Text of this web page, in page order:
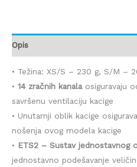
Opis
• Težina: XS/S – 230 g, S/M –
• 14 zračnih kanalaosiguravaju
savršenu ventilaciju kacige
• Unutarnji oblik kacige
nošenja ovog modela kacige
• ETS2 – Sustav jednostavnog
jednostavno podešavanje